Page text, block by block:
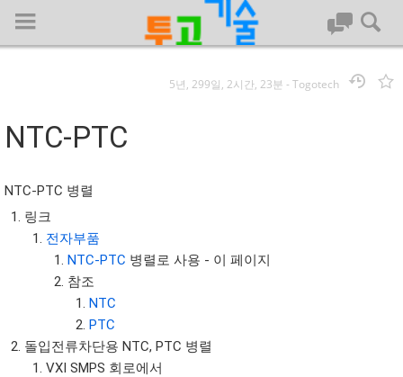
회사명 :
투고기술
| 대표 : 김명기 | 사업자번호 : 142-08-78939
전화 : 031-8065-5299 | 주소 : (16954)) 경기도 용인시 기흥구 흥덕1
로 13, B동(complex동) 1213호(영덕동,흥덕IT밸리)
COPYRIGHT (C) 투고기술 ALL RIGHTS RESEVED
투고기술 위키 저작권
5년, 299일, 2시간, 23분 -Togotech
NTC-PTC
NTC-PTC 병렬
링크
전자부품
NTC-PTC 병렬로 사용 - 이 페이지
참조
NTC
PTC
돌입전류차단용 NTC, PTC 병렬
VXI SMPS 회로에서